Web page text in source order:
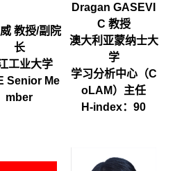
教授/副院
长
工业大学
Senior Me
mber
Dragan GASEVI
C 教授
澳大利亚蒙纳士大
学
学习分析中心（C
oLAM）主任
H-index：90